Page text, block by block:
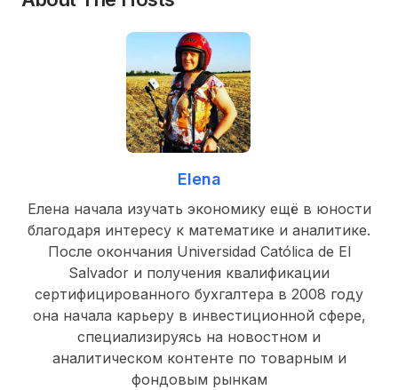
Elena
Елена начала изучать экономику ещё в юности
благодаря интересу к математике и аналитике.
После окончания Universidad Católica de El
Salvador и получения квалификации
сертифицированного бухгалтера в 2008 году
она начала карьеру в инвестиционной сфере,
специализируясь на новостном и
аналитическом контенте по товарным и
фондовым рынкам